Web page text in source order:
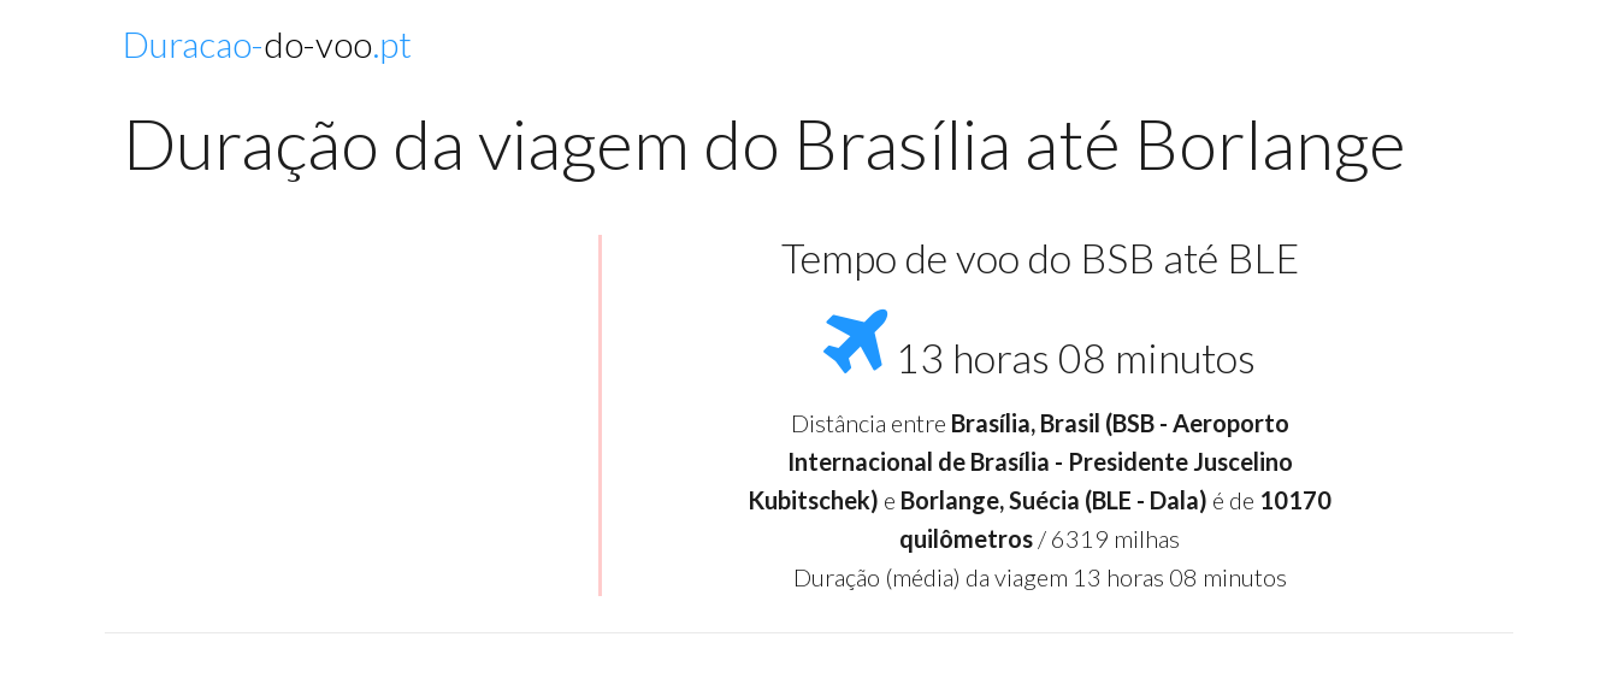
Duracao-do-voo.pt
Duração da viagem do Brasília até Borlange
Tempo de voo do BSB até BLE
13 horas 08 minutos
Distância entre Brasília, Brasil (BSB - Aeroporto
Internacional de Brasília - Presidente Juscelino
Kubitschek) e Borlange, Suécia (BLE - Dala) é de 10170
quilômetros / 6319 milhas
Duração (média) da viagem 13 horas 08 minutos